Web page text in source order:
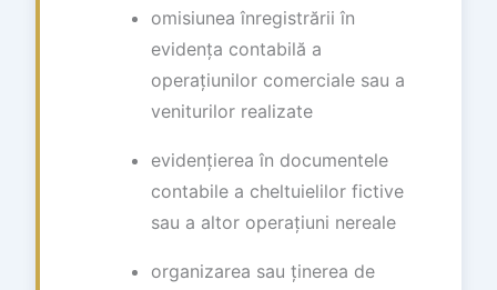
omisiunea înregistrării în
evidența contabilă a
operațiunilor comerciale sau a
veniturilor realizate
evidențierea în documentele
contabile a cheltuielilor fictive
sau a altor operațiuni nereale
organizarea sau ținerea de